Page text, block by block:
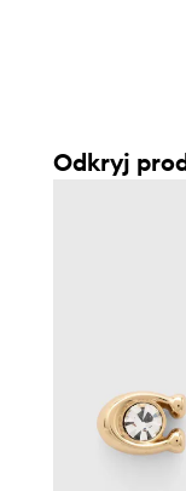
Odkryj